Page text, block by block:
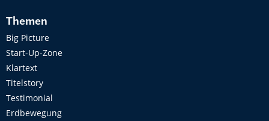
Themen
Big Picture
Start-Up-Zone
Klartext
Titelstory
Testimonial
Erdbewegung